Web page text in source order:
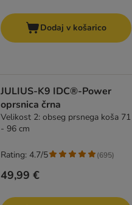
Dodaj v košarico
JULIUS-K9 IDC®-Power
oprsnica črna
Velikost 2: obseg prsnega koša 71
- 96 cm
49,99 €
Rating: 4.7/5 (695)